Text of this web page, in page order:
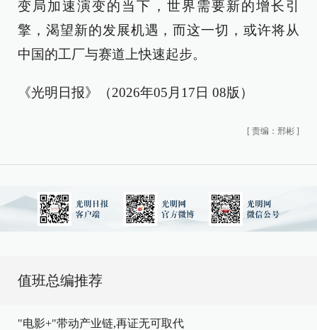
变局加速演变的当下，世界需要新的增长引
擎，渴望新的发展机遇，而这一切，或许将从
中国的工厂与赛道上快速起步。
《光明日报》（2026年05月17日 08版）
[ 责编：邢彬 ]
值班总编推荐
"电影+"带动产业链,再证无可取代